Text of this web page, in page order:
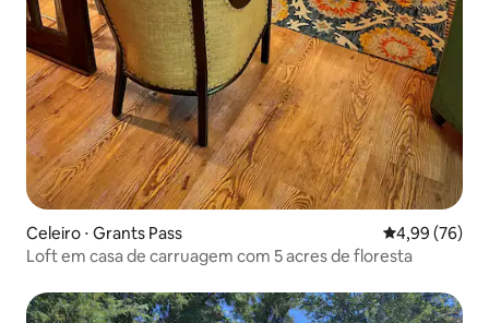
Celeiro ⋅ Grants Pass 4,99 de uma
4,99 (76)
Loft em casa de carruagem com 5 acres de floresta